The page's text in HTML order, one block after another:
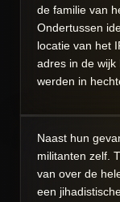
de familie van
Ondertussen
locatie van het
adres in de wijk
werden in
Naast hun
militanten zelf.
van over de
een